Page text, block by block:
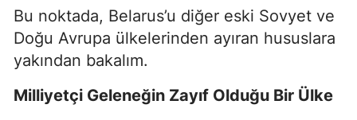
Bu noktada, Belarus’u diğer eski Sovyet ve
Doğu Avrupa ülkelerinden ayıran hususlara
yakından bakalım.
Milliyetçi Geleneğin Zayıf Olduğu Bir Ülke